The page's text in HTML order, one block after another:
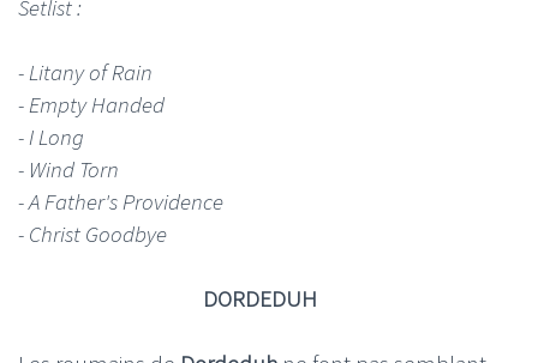
Setlist :
- Litany of Rain
- Empty Handed
- I Long
- Wind Torn
- A Father's Providence
- Christ Goodbye
DORDEDUH